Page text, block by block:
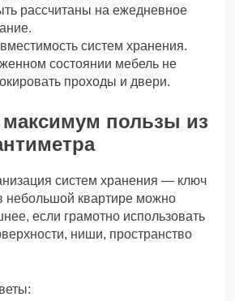
рассчитаны на ежедневное
систем хранения.
состоянии мебель не
проходы и двери.
пользы из
систем хранения — ключ
небольшой квартире можно
если грамотно использовать
ниши, пространство